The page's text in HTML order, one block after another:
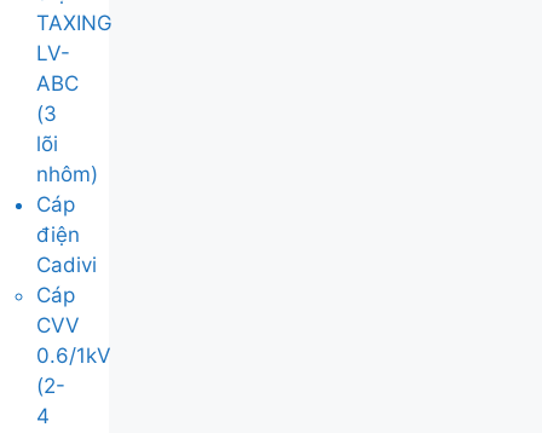
TAXING
LV-
ABC
(3
lõi
nhôm)
Cáp
điện
Cadivi
Cáp
CVV
0.6/1kV
(2-
4